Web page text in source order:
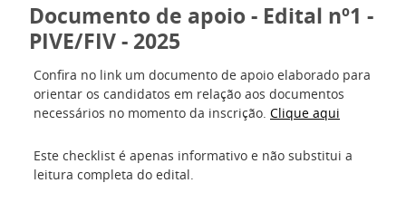
Documento de apoio - Edital nº1 -
PIVE/FIV - 2025
Confira no link um documento de apoio elaborado para
orientar os candidatos em relação aos documentos
necessários no momento da inscrição. Clique aqui
Este checklist é apenas informativo e não substitui a
leitura completa do edital.